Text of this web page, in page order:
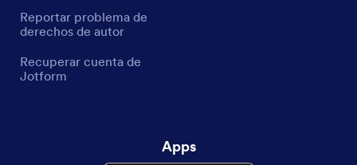
Reportar problema de
derechos de autor
Recuperar cuenta de
Jotform
Apps